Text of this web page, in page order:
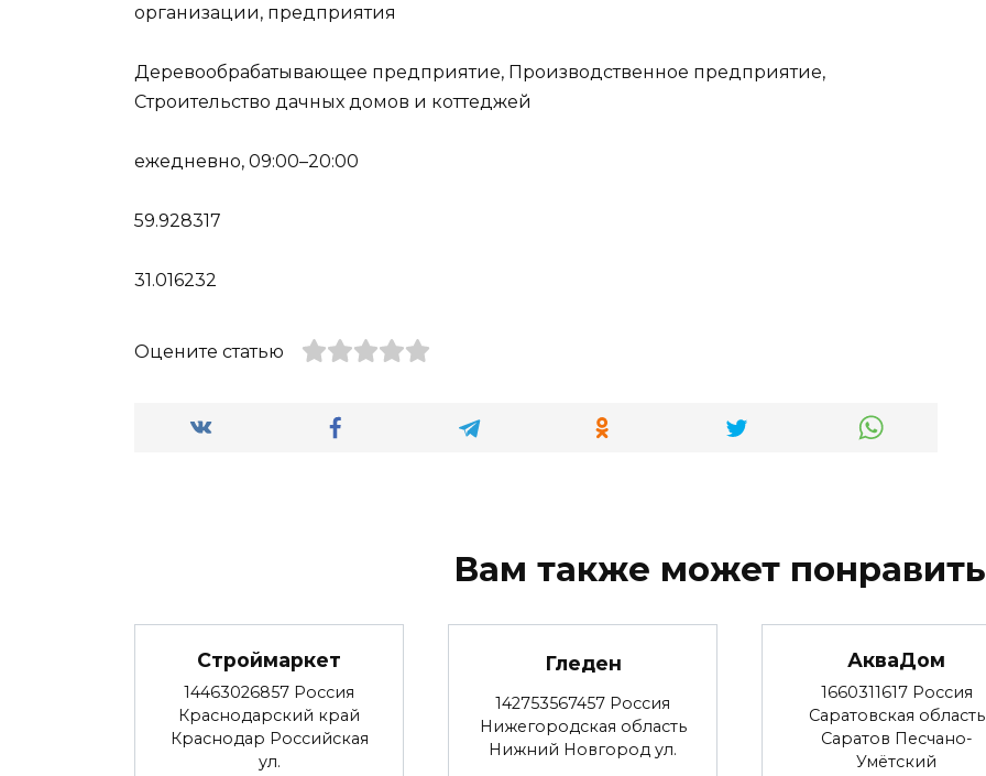
организации, предприятия
Деревообрабатывающее предприятие, Производственное предприятие,
Строительство дачных домов и коттеджей
ежедневно, 09:00–20:00
59.928317
31.016232
Оцените статью
Вам также может
Строймаркет
14463026857 Россия
Краснодарский край
Краснодар Российская
ул.
Гледен
142753567457 Россия
Нижегородская область
Нижний Новгород ул.
АкваДом
1660311617 Россия
Саратовская область
Саратов Песчано-
Умётский